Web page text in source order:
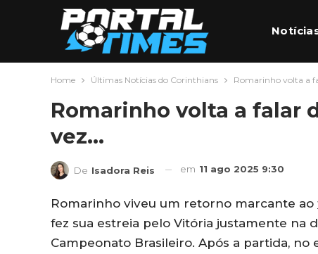
Home Últimas Notícias do Corinthians Romarinho volta a
Romarinho volta a falar
vez…
De Isadora Reis em 11 ago 2025 9:30
Romarinho viveu um retorno marcante ao
fez sua estreia pelo Vitória justamente na
Campeonato Brasileiro. Após a partida,